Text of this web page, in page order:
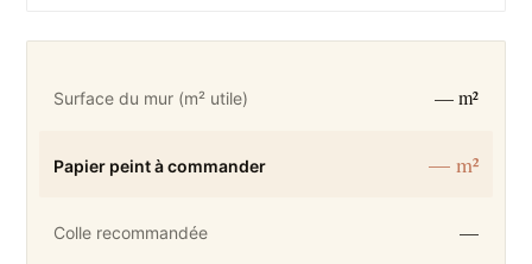
Surface du mur (m² utile) — m²
Papier peint à commander — m²
Colle recommandée —